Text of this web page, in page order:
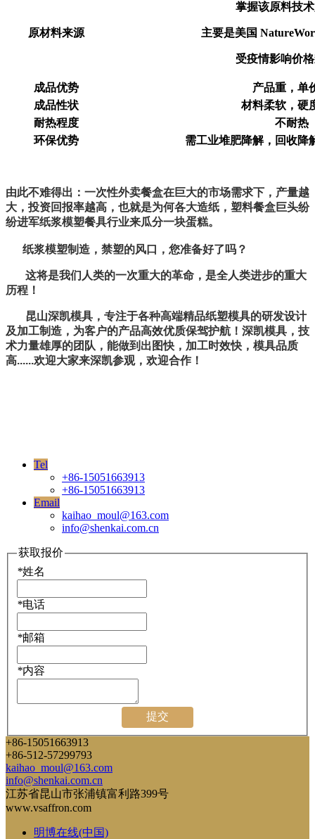
原材料来源
掌握该原料技
主要是美国
受疫情影响价
成品优势
产品重，单
成品性状
材料柔软，硬
耐热程度
不耐热
环保优势
需工业堆肥降解，回收降
由此不难得出：一次性外卖餐盒在巨大的市场需求下，产量越
大，投资回报率越高，也就是为何各大造纸，塑料餐盒巨头纷
纷进军纸浆模塑餐具行业来瓜分一块蛋糕。
纸浆模塑制造，禁塑的风口，您准备好了吗？
这将是我们人类的一次重大的革命，是全人类进步的重大
历程！
昆山深凯模具，专注于各种高端精品纸塑模具的研发设计
及加工制造，为客户的产品高效优质保驾护航！深凯模具，技
术力量雄厚的团队，能做到出图快，加工时效快，模具品质
高......欢迎大家来深凯参观，欢迎合作！
Tel
+86-15051663913
+86-15051663913
Email
kaihao_moul@163.com
info@shenkai.com.cn
获取报价
*姓名
*电话
*邮箱
*内容
提交
+86-15051663913
+86-512-57299793
kaihao_moul@163.com
info@shenkai.com.cn
江苏省昆山市张浦镇富利路399号
www.vsaffron.com
明博在线(中国)